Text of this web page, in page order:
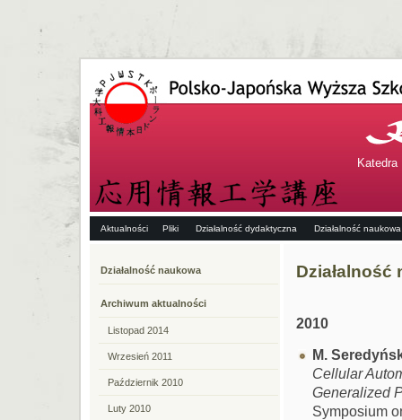
Aktualności Pliki Działalność dydaktyczna Działalność naukowa
Działalność
2010
M.
Cellular
Generalized
Symposium
Działalność naukowa
Archiwum aktualności
Listopad 2014
Wrzesień 2011
Październik 2010
Luty 2010